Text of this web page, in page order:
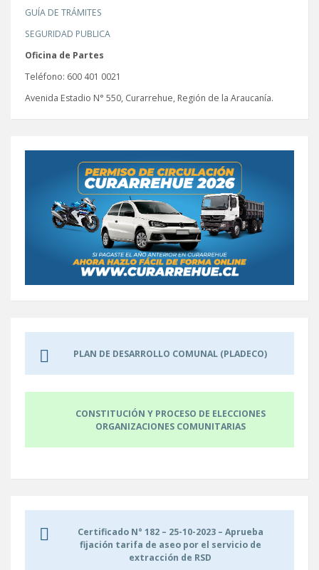
GUÍA DE TRÁMITES
SEGURIDAD PUBLICA
Oficina de Partes
Teléfono: 600 401 0021
Avenida Estadio N° 550, Curarrehue, Región de la Araucanía.
PLAN DE DESARROLLO COMUNAL (PLADECO)
CONSTITUCIÓN Y PROCESO DE ELECCIONES
ORGANIZACIONES COMUNITARIAS
Certificado N° 182 – 25-10-2023 – Aprueba
fijación tarifa de aseo por el servicio de
extracción de RSD